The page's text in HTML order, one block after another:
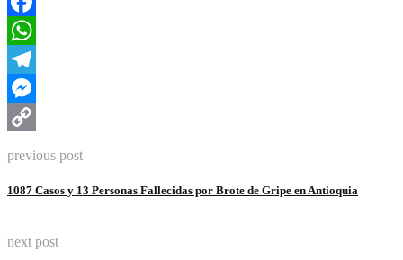
Facebook
WhatsApp
Telegram
Messenger
previous post
1087 Casos y 13 Personas Fallecidas por Brote de Gripe en Antioquia
next post